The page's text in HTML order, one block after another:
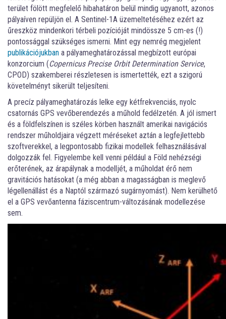
terület fölött megfelelő hibahatáron belül mindig ugyanott, azonos
pályaíven repüljön el. A Sentinel-1A üzemeltetéséhez ezért az
űreszköz mindenkori térbeli pozícióját mindössze 5 cm-es (!)
pontossággal szükséges ismerni. Mint egy nemrég megjelent
publikációjukban a pályameghatározással megbízott európai
konzorcium (Copernicus Precise Orbit Determination Service,
CPOD) szakemberei részletesen is ismertették, ezt a szigorú
követelményt sikerült teljesíteni.
A precíz pályameghatározás lelke egy kétfrekvenciás, nyolc
csatornás GPS vevőberendezés a műhold fedélzetén. A jól ismert
és a földfelszínen is széles körben használt amerikai navigációs
rendszer műholdjaira végzett méréseket aztán a legfejlettebb
szoftverekkel, a legpontosabb fizikai modellek felhasználásával
dolgozzák fel. Figyelembe kell venni például a Föld nehézségi
erőterének, az árapálynak a modelljét, a műholdat érő nem
gravitációs hatásokat (a még abban a magasságban is meglevő
légellenállást és a Naptól származó sugárnyomást). Nem kerülhető
el a GPS vevőantenna fáziscentrum-változásának modellezése
sem.